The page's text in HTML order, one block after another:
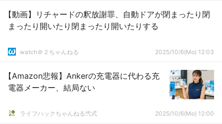
【動画】リチャードの釈放謝罪、自動ドアが閉まったり閉
まったり開いたり閉まったり開いたりする
watch＠２ちゃんねる 2025/10/6(Mo) 12:03
【Amazon悲報】Ankerの充電器に代わる充
電器メーカー、結局ない
ライフハックちゃんねる弐式 2025/10/6(Mo) 12:00